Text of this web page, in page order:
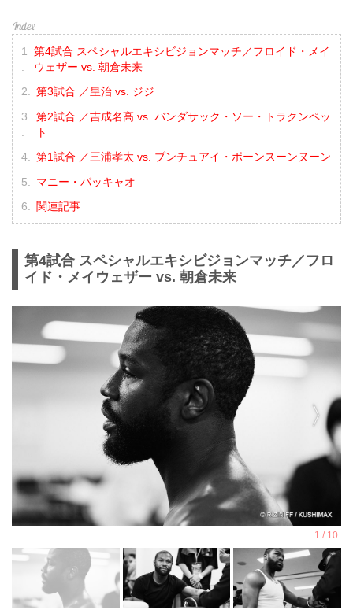
第4試合 スペシャルエキシビジョンマッチ／フロイド・メイ
ウェザー vs. 朝倉未来
第3試合 ／皇治 vs. ジジ
第2試合 ／吉成名高 vs. バンダサック・ソー・トラクンペッ
ト
第1試合 ／三浦孝太 vs. ブンチュアイ・ポーンスーンヌーン
マニー・パッキャオ
関連記事
第4試合 スペシャルエキシビジョンマッチ／フロ
イド・メイウェザー vs. 朝倉未来